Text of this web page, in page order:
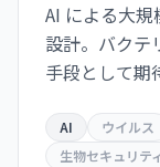
AI による大
設計。バクテ
手段として期
点を意味する
AI ウイルス
生物セキュリテ